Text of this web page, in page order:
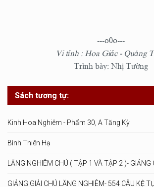
---o0o---
Vi tính : Hoa Giác - Quảng
Trình bày: Nhị Tường
Sách tương tự:
Kinh Hoa Nghiêm - Phẩm 30, A Tăng Kỳ
Bình Thiên Hạ
LĂNG NGHIÊM CHÚ ( TẬP 1 VÀ TẬP 2 )- GIẢNG
GIẢNG GIẢI CHÚ LĂNG NGHIÊM- 554 CÂU KỆ